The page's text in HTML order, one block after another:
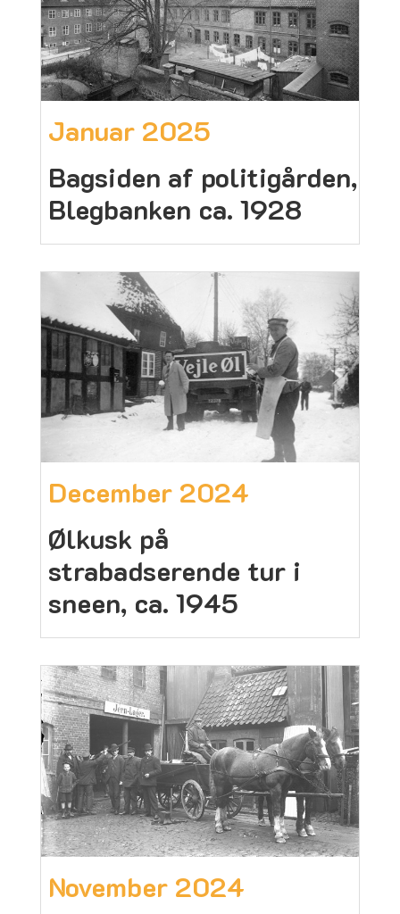
Januar 2025
Bagsiden af politigården,
Blegbanken ca. 1928
December 2024
Ølkusk på
strabadserende tur i
sneen, ca. 1945
November 2024